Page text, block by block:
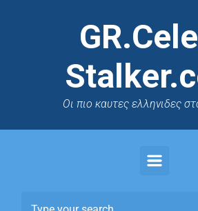
Oι πιο καυτες ελληνιδες